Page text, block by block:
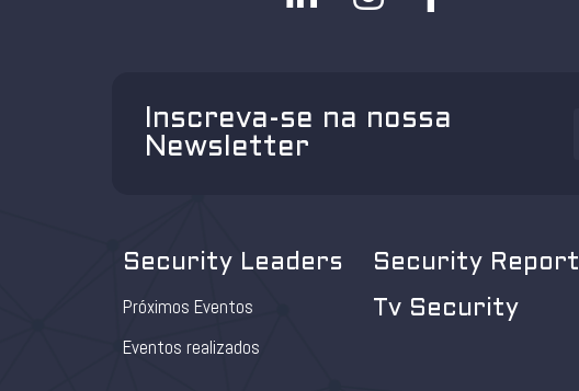
Inscreva-se na nossa
Newsletter
Security Leaders
Próximos Eventos
Eventos realizados
Security Report
Tv Security